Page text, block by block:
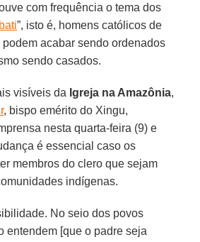
com frequência o tema dos
”, isto é, homens católicos de
acabar sendo ordenados
sendo casados.
visíveis da Igreja na Amazônia,
, bispo emérito do Xingu,
nesta quarta-feira (9) e
é essencial caso os
membros do clero que sejam
indígenas.
No seio dos povos
entendem [que o padre seja